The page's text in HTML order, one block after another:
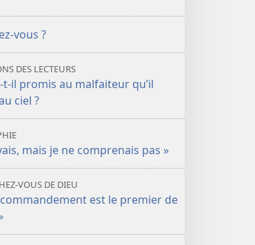
vous
concerné ?
vous
concerné ?
​vous ?
DES LECTEURS
​t-​il promis au malfaiteur qu’il
ciel ?
mais je ne comprenais pas »
VOUS DE DIEU
est le premier de